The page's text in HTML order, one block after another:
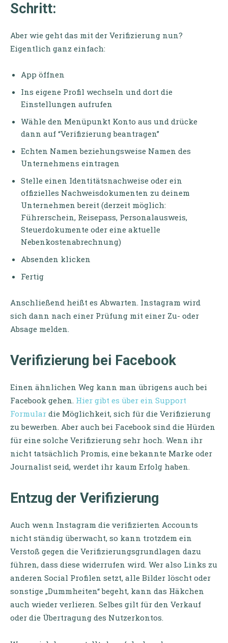
Schritt:
Aber wie geht das mit der Verifizierung nun?
Eigentlich ganz einfach:
App öffnen
Ins eigene Profil wechseln und dort die
Einstellungen aufrufen
Wähle den Menüpunkt Konto aus und drücke
dann auf “Verifizierung beantragen”
Echten Namen beziehungsweise Namen des
Unternehmens eintragen
Stelle einen Identitätsnachweise oder ein
offizielles Nachweisdokumenten zu deinem
Unternehmen bereit (derzeit möglich:
Führerschein, Reisepass, Personalausweis,
Steuerdokumente oder eine aktuelle
Nebenkostenabrechnung)
Absenden klicken
Fertig
Anschließend heißt es Abwarten. Instagram wird
sich dann nach einer Prüfung mit einer Zu- oder
Absage melden.
Verifizierung bei Facebook
Einen ähnlichen Weg kann man übrigens auch bei
Facebook gehen. Hier gibt es über ein Support
Formular die Möglichkeit, sich für die Verifizierung
zu bewerben. Aber auch bei Facebook sind die Hürden
für eine solche Verifizierung sehr hoch. Wenn ihr
nicht tatsächlich Promis, eine bekannte Marke oder
Journalist seid, werdet ihr kaum Erfolg haben.
Entzug der Verifizierung
Auch wenn Instagram die verifizierten Accounts
nicht ständig überwacht, so kann trotzdem ein
Verstoß gegen die Verifizierungsgrundlagen dazu
führen, dass diese widerrufen wird. Wer also Links zu
anderen Social Profilen setzt, alle Bilder löscht oder
sonstige „Dummheiten“ begeht, kann das Häkchen
auch wieder verlieren. Selbes gilt für den Verkauf
oder die Übertragung des Nutzerkontos.